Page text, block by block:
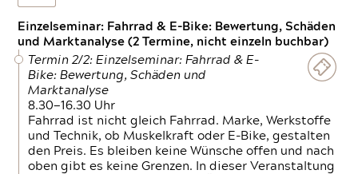
Einzelseminar: Fahrrad & E-Bike: Bewertung, Schäden
und Marktanalyse (2 Termine, nicht einzeln buchbar)
Termin 2/2: Einzelseminar: Fahrrad & E-
Bike: Bewertung, Schäden und
Marktanalyse
8.30—16.30 Uhr
Fahrrad ist nicht gleich Fahrrad. Marke, Werkstoffe
und Technik, ob Muskelkraft oder E-Bike, gestalten
den Preis. Es bleiben keine Wünsche offen und nach
oben gibt es keine Grenzen. In dieser Veranstaltung